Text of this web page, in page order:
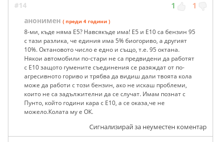
#14 1 1
анонимен ( преди 4 години )
8-ми, къде няма Е5? Навсякъде има! Е5 и Е10 са бензин 95
с тази разлика, че единия има 5% биогориво, а другият
10%. Октановото число е едно и също, т.е. 95 октана.
Някои автомобили по-стари не са предвидени да работят
с Е10 защото гумените съединения се разяждат от по-
агресивното гориво и трябва да видиш дали твоята кола
може да работи с този бензин, ако не искаш проблеми,
които не са задължителни да се случат. Имам познат с
Пунто, който години кара с Е10, а се оказа,че не
можело.Колата му е ОК.
Сигнализирай за неуместен коментар